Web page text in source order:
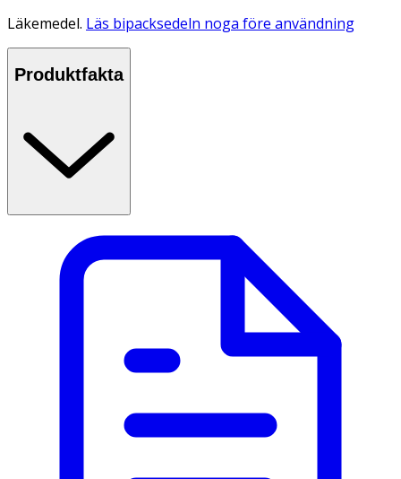
Läkemedel. Läs bipacksedeln noga före användning
Produktfakta